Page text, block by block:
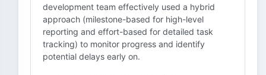
development team effectively used a hybrid
approach (milestone-based for high-level
reporting and effort-based for detailed task
tracking) to monitor progress and identify
potential delays early on.